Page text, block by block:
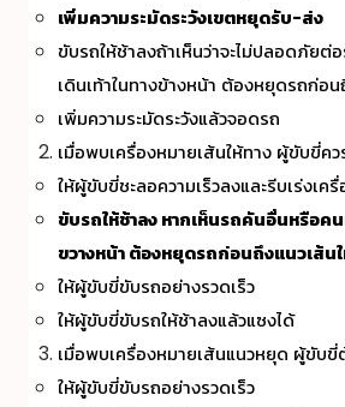
เพิ่มความระมัดระวังเขตหยุดรับ-ส่ง
ขับรถให้ช้าลงถ้าเห็นว่าจะไม่ปลอดภัยต่
เดินเท้าในทางข้างหน้า ต้องหยุดรถก่อน
เพิ่มความระมัดระวังแล้วจอดรถ
เมื่อพบเครื่องหมายเส้นให้ทาง ผู้ขับขี่ค
ให้ผู้ขับขี่ชะลอความเร็วลงและรีบเร่งเค
ขับรถให้ช้าลง หากเห็นรถคันอื่นหรือคน
ขวางหน้า ต้องหยุดรถก่อนถึงแนวเส้น
ให้ผู้ขับขี่ขับรถอย่างรวดเร็ว
ให้ผู้ขับขี่ขับรถให้ช้าลงแล้วแซงได้
เมื่อพบเครื่องหมายเส้นแนวหยุด ผู้ขับขี่
ให้ผู้ขับขี่ขับรถอย่างรวดเร็ว